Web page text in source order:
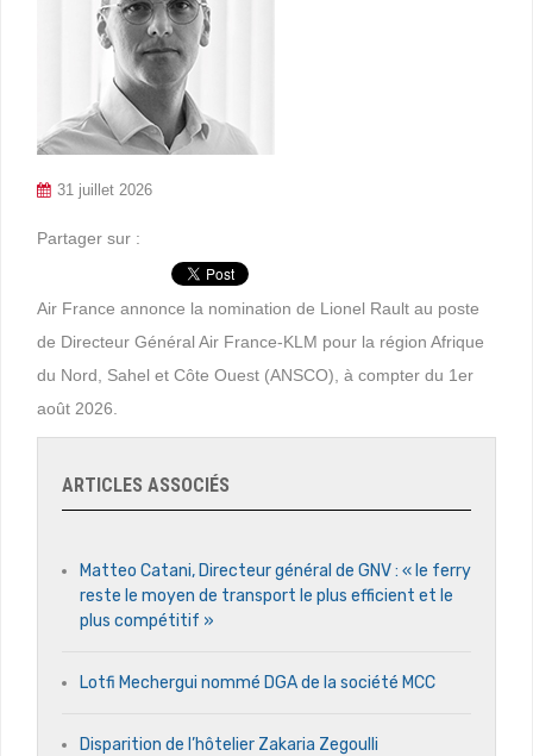
31 juillet 2026
Partager sur :
Air France annonce la nomination de Lionel Rault au poste
de Directeur Général Air France-KLM pour la région Afrique
du Nord, Sahel et Côte Ouest (ANSCO), à compter du 1er
août 2026.
ARTICLES ASSOCIÉS
Matteo Catani, Directeur général de GNV : « le ferry
reste le moyen de transport le plus efficient et le
plus compétitif »
Lotfi Mechergui nommé DGA de la société MCC
Disparition de l’hôtelier Zakaria Zegoulli